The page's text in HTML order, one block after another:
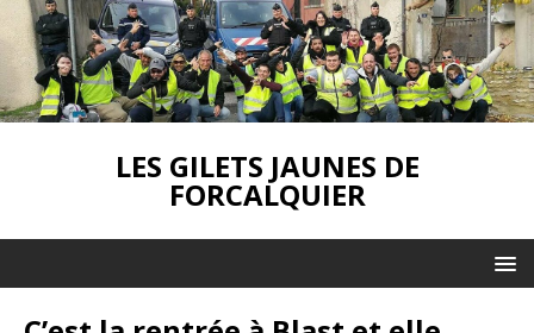
LES GILETS JAUNES DE
FORCALQUIER